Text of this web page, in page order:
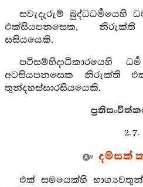
සවැදැරුම් බුද්ධධර්‍මයෙහි
එක්සියපනසෙක,
සසියයෙකි.
පටිසම්භිදාධිකාරයෙහි
අටසියපනසෙක නිරුක්ති
තුන්දහස්සාරසියයෙකි.
2. 7.
දම්සක්
එක් සමයෙක්හි